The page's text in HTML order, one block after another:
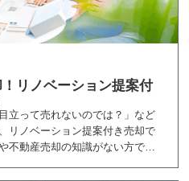
！リノベーション提案付
立って売れないのでは？」など
リノベーション提案付き売却で
不動産売却の知識がない方でも